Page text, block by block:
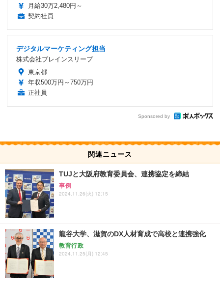
月給30万2,480円～
契約社員
デジタルマーケティング担当
株式会社ブレインスリープ
東京都
年収500万円～750万円
正社員
Sponsored by
関連ニュース
TUJと大阪府教育委員会、連携協定を締結
事例
2024.11.26(火) 12:15
龍谷大学、滋賀のDX人材育成で高校と連携強化
教育行政
2024.11.25(月) 12:45